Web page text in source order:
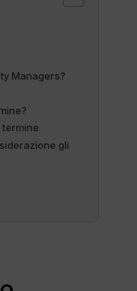
Managers?
gli